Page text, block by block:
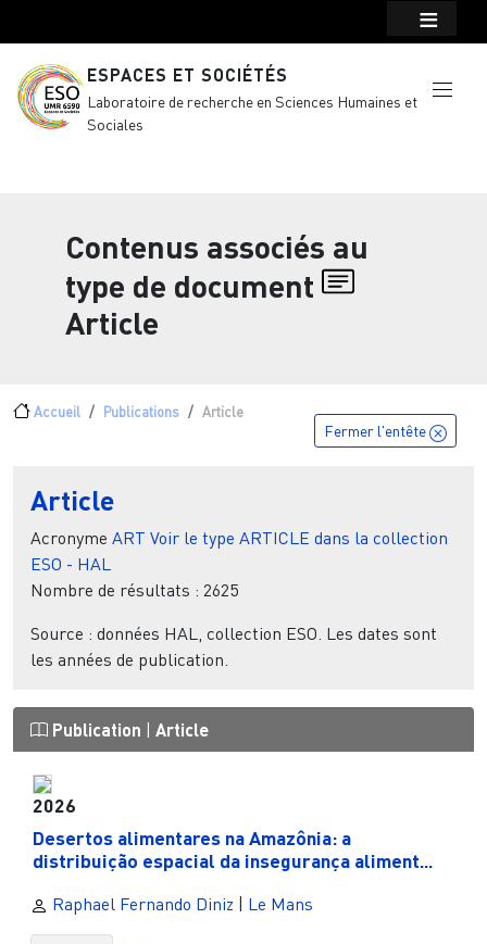
ESPACES ET SOCIÉTÉS
Laboratoire de recherche en Sciences Humaines et
Sociales
Contenus associés au
type de document
Article
Fil d'Ariane
Accueil Publications Article
Fermer l'entête
Article
Acronyme ART Voir le type ARTICLE dans la collection
ESO - HAL
Nombre de résultats : 2625
Source : données HAL, collection ESO. Les dates sont
les années de publication.
Publication Article
2026
Desertos alimentares na Amazônia: a
distribuição espacial da insegurança aliment...
Raphael Fernando Diniz Le Mans